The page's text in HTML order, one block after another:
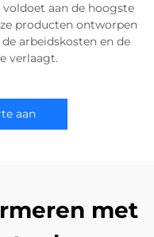
aan de hoogste
producten ontworpen
arbeidskosten en de
verlaagt.
aan
met